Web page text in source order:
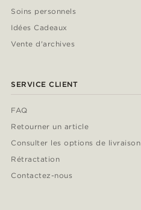
Soins personnels
Idées Cadeaux
Vente d'archives
SERVICE CLIENT
FAQ
Retourner un article
Consulter les options de livraison
Rétractation
Contactez-nous